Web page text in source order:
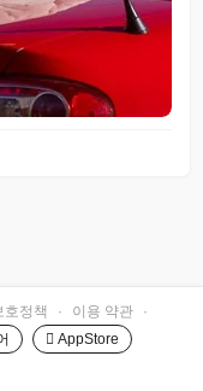
호정책 · 이용 약관
·
 AppStore